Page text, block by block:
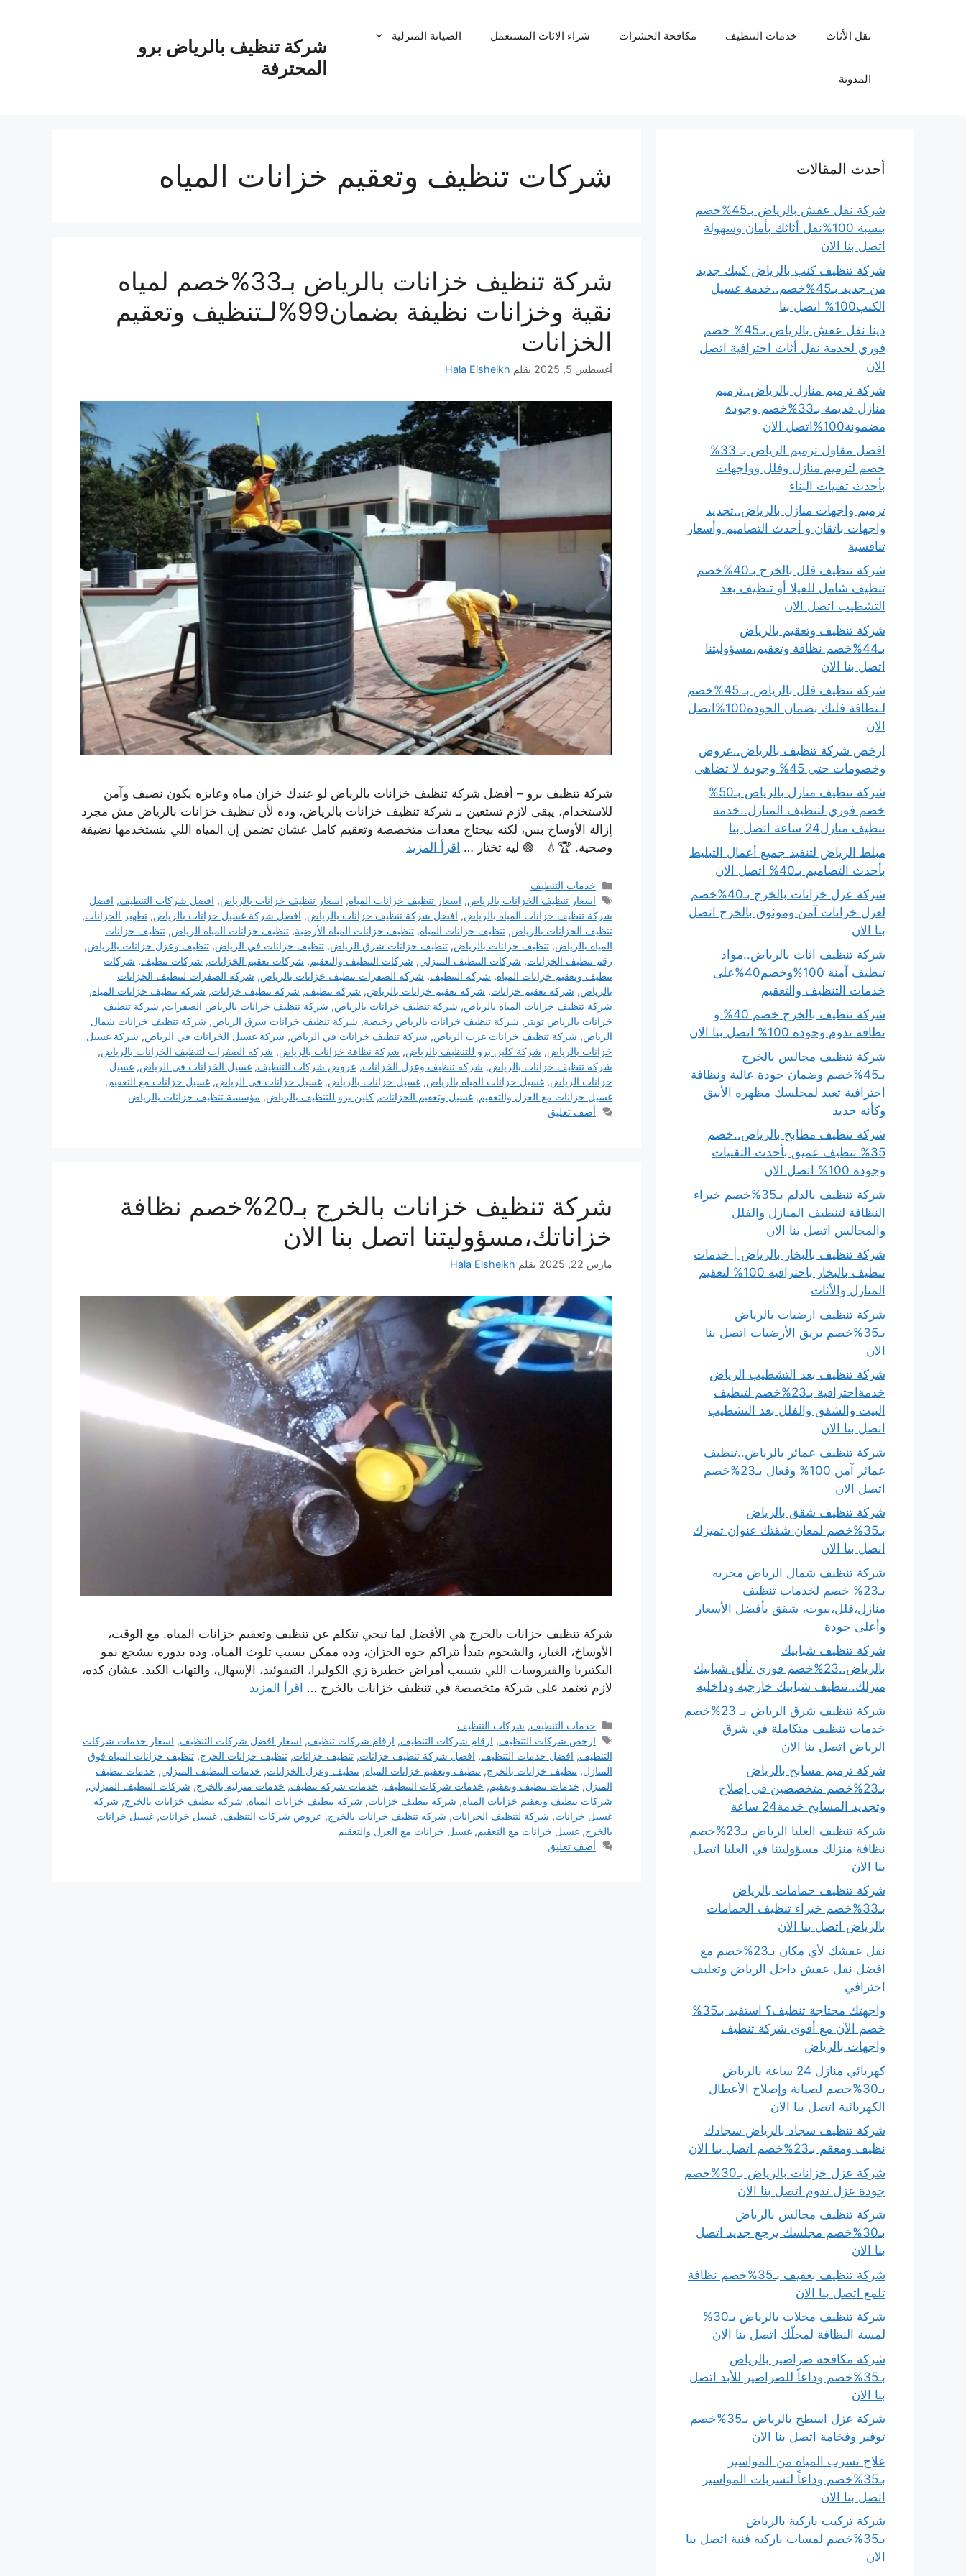
شركة تنظيف بالرياض برو
المحترفة
نقل الأثاث خدمات التنظيف مكافحة الحشرات شراء الاثاث المستعمل الصيانة المنزلية
المدونة
شركات تنظيف وتعقيم خزانات المياه
شركة تنظيف خزانات بالرياض بـ33%خصم لمياه
نقية وخزانات نظيفة بضمان99%لـتنظيف وتعقيم
الخزانات
أغسطس 5, 2025 بقلم Hala Elsheikh
شركة تنظيف برو – أفضل شركة تنظيف خزانات بالرياض لو عندك خزان مياه وعايزه يكون نضيف وآمن
للاستخدام، يبقى لازم تستعين بـ شركة تنظيف خزانات بالرياض، وده لأن تنظيف خزانات بالرياض مش مجرد
إزالة الأوساخ بس، لكنه بيحتاج معدات متخصصة وتعقيم كامل عشان تضمن إن المياه اللي بتستخدمها نضيفة
وصحية. 🏆💧 🟢 ليه تختار … اقرأ المزيد
التصنيفات
خدمات التنظيف
الوسوم
اسعار تنظيف الخزانات بالرياض, اسعار تنظيف خزانات المياه, اسعار تنظيف خزانات بالرياض, افضل شركات التنظيف, افضل
شركة تنظيف خزانات المياه بالرياض, افضل شركة تنظيف خزانات بالرياض, افضل شركة غسيل خزانات بالرياض, تطهير الخزانات,
تنظيف الخزانات بالرياض, تنظيف خزانات المياه, تنظيف خزانات المياه الأرضية, تنظيف خزانات المياه الرياض, تنظيف خزانات
المياه بالرياض, تنظيف خزانات بالرياض, تنظيف خزانات شرق الرياض, تنظيف خزانات في الرياض, تنظيف وعزل خزانات بالرياض,
رقم تنظيف الخزانات, شركات التنظيف المنزلي, شركات التنظيف والتعقيم, شركات تعقيم الخزانات, شركات تنظيف, شركات
تنظيف وتعقيم خزانات المياه, شركة التنظيف, شركة الصفرات تنظيف خزانات بالرياض, شركة الصفرات لتنظيف الخزانات
بالرياض, شركة تعقيم خزانات, شركة تعقيم خزانات بالرياض, شركة تنظيف, شركة تنظيف خزانات, شركة تنظيف خزانات المياه,
شركة تنظيف خزانات المياه بالرياض, شركة تنظيف خزانات بالرياض, شركة تنظيف خزانات بالرياض الصفرات, شركة تنظيف
خزانات بالرياض تويتر , شركة تنظيف خزانات بالرياض رخيصة, شركة تنظيف خزانات شرق الرياض, شركة تنظيف خزانات شمال
الرياض, شركة تنظيف خزانات غرب الرياض, شركة تنظيف خزانات في الرياض, شركة غسيل الخزانات في الرياض, شركة غسيل
خزانات بالرياض, شركة كلين برو للتنظيف بالرياض, شركة نظافة خزانات بالرياض, شركه الصفرات لتنظيف الخزانات بالرياض,
شركه تنظيف خزانات بالرياض, شركه تنظيف وعزل الخزانات, عروض شركات التنظيف, غسيل الخزانات في الرياض, غسيل
خزانات الرياض, غسيل خزانات المياه بالرياض, غسيل خزانات بالرياض, غسيل خزانات في الرياض, غسيل خزانات مع التعقيم,
غسيل خزانات مع العزل والتعقيم, غسيل وتعقيم الخزانات, كلين برو للتنظيف بالرياض, مؤسسة تنظيف خزانات بالرياض
أضف تعليق
شركة تنظيف خزانات بالخرج بـ20%خصم نظافة
خزاناتك،مسؤوليتنا اتصل بنا الان
مارس 22, 2025 بقلم Hala Elsheikh
شركة تنظيف خزانات بالخرج هي الأفضل لما تيجي تتكلم عن تنظيف وتعقيم خزانات المياه. مع الوقت،
الأوساخ، الغبار، والشحوم بتبدأ تتراكم جوه الخزان، وده ممكن يسبب تلوث المياه، وده بدوره بيشجع نمو
البكتيريا والفيروسات اللي بتسبب أمراض خطيرة زي الكوليرا، التيفوئيد، الإسهال، والتهاب الكبد. عشان كده،
لازم تعتمد على شركة متخصصة في تنظيف خزانات بالخرج … اقرأ المزيد
التصنيفات
خدمات التنظيف, شركات التنظيف
الوسوم
ارخص شركات التنظيف, ارقام شركات التنظيف, ارقام شركات تنظيف, اسعار افضل شركات التنظيف, اسعار خدمات شركات
التنظيف, افضل خدمات التنظيف, افضل شركة تنظيف خزانات, تنظيف خزانات, تنظيف خزانات الخرج, تنظيف خزانات المياه فوق
المنازل, تنظيف خزانات بالخرج, تنظيف وتعقيم خزانات المياه, تنظيف وعزل الخزانات, خدمات التنظيف المنزلي, خدمات تنظيف
المنزل, خدمات تنظيف وتعقيم, خدمات شركات التنظيف, خدمات شركة تنظيف, خدمات منزلية بالخرج, شركات التنظيف المنزلي,
شركات تنظيف وتعقيم خزانات المياه, شركة تنظيف خزانات, شركة تنظيف خزانات المياه, شركة تنظيف خزانات بالخرج, شركة
غسيل خزانات, شركة لتنظيف الخزانات, شركه تنظيف خزانات بالخرج, عروض شركات التنظيف, غسيل خزانات, غسيل خزانات
بالخرج, غسيل خزانات مع التعقيم, غسيل خزانات مع العزل والتعقيم
أضف تعليق
أحدث المقالات
شركة نقل عفش بالرياض بـ45%خصم
بنسبة 100%نقل أثاثك بأمان وسهولة
اتصل بنا الان
شركة تنظيف كنب بالرياض كنبك جديد
من جديد بـ45%خصم..خدمة غسيل
الكنب100% اتصل بنا
دينا نقل عفش بالرياض بـ45% خصم
فوري لخدمة نقل أثاث احترافية اتصل
الان
شركة ترميم منازل بالرياض..ترميم
منازل قديمة بـ33%خصم وجودة
مضمونة100%اتصل الان
افضل مقاول ترميم الرياض بـ 33%
خصم لترميم منازل وفلل وواجهات
بأحدث تقنيات البناء
ترميم واجهات منازل بالرياض..تجديد
واجهات باتقان و أحدث التصاميم وأسعار
تنافسية
شركة تنظيف فلل بالخرج بـ40%خصم
تنظيف شامل للفيلا أو تنظيف بعد
التشطيب اتصل الان
شركة تنظيف وتعقيم بالرياض
بـ44%خصم نظافة وتعقيم،مسؤوليتنا
اتصل بنا الان
شركة تنظيف فلل بالرياض بـ 45%خصم
لـنظافة فلتك بضمان الجودة100%اتصل
الان
ارخص شركة تنظيف بالرياض..عروض
وخصومات حتى 45% وجودة لا تضاهى
شركة تنظيف منازل بالرياض بـ50%
خصم فوري لتنظيف المنازل..خدمة
تنظيف منازل24 ساعة اتصل بنا
مبلط الرياض لتنفيذ جميع أعمال التبليط
بأحدث التصاميم بـ40% اتصل الان
شركة عزل خزانات بالخرج بـ40%خصم
لعزل خزانات آمن وموثوق بالخرج اتصل
بنا الان
شركة تنظيف اثاث بالرياض..مواد
تنظيف آمنة 100%وخصم40%على
خدمات التنظيف والتعقيم
شركة تنظيف بالخرج خصم 40% و
نظافة تدوم وجودة 100% اتصل بنا الان
شركة تنظيف مجالس بالخرج
بـ45%خصم وضمان جودة عالية ونظافة
احترافية تعيد لمجلسك مظهره الأنيق
وكأنه جديد
شركة تنظيف مطابخ بالرياض..خصم
35% تنظيف عميق بأحدث التقنيات
وجودة 100% اتصل الان
شركة تنظيف بالدلم بـ35%خصم خبراء
النظافة لتنظيف المنازل والفلل
والمجالس اتصل بنا الان
شركة تنظيف بالبخار بالرياض | خدمات
تنظيف بالبخار باحترافية 100% لتعقيم
المنازل والأثاث
شركة تنظيف ارضيات بالرياض
بـ35%خصم بريق الأرضيات اتصل بنا
الان
شركة تنظيف بعد التشطيب الرياض
خدمةاحترافية بـ23%خصم لتنظيف
البيت والشقق والفلل بعد التشطيب
اتصل بنا الان
شركة تنظيف عمائر بالرياض..تنظيف
عمائر آمن 100% وفعال بـ23%خصم
اتصل الان
شركة تنظيف شقق بالرياض
بـ35%خصم لمعان شقتك عنوان تميزك
اتصل بنا الان
شركة تنظيف شمال الرياض مجربه
بـ23% خصم لخدمات تنظيف
منازل،فلل،بيوت، شقق بأفضل الأسعار
وأعلى جودة
شركة تنظيف شبابيك
بالرياض..23%خصم فوري تألق شبابيك
منزلك..تنظيف شبابيك خارجية وداخلية
شركة تنظيف شرق الرياض بـ 23%خصم
خدمات تنظيف متكاملة في شرق
الرياض اتصل بنا الان
شركة ترميم مسابح بالرياض
بـ23%خصم متخصصين في إصلاح
وتجديد المسابح خدمة24 ساعة
شركة تنظيف العليا الرياض بـ23%خصم
نظافة منزلك مسؤوليتنا في العليا اتصل
بنا الان
شركة تنظيف حمامات بالرياض
بـ33%خصم خبراء تنظيف الحمامات
بالرياض اتصل بنا الان
نقل عفشك لأي مكان بـ23%خصم مع
افضل نقل عفش داخل الرياض وتغليف
احترافي
واجهتك محتاجة تنظيف؟ استفيد بـ35%
خصم الآن مع أقوى شركة تنظيف
واجهات بالرياض
كهربائي منازل 24 ساعة بالرياض
بـ30%خصم لصيانة وإصلاح الأعطال
الكهربائية اتصل بنا الان
شركة تنظيف سجاد بالرياض سجادك
نظيف ومعقم بـ23%خصم اتصل بنا الان
شركة عزل خزانات بالرياض بـ30%خصم
جودة عزل تدوم اتصل بنا الان
شركة تنظيف مجالس بالرياض
بـ30%خصم مجلسك يرجع جديد اتصل
بنا الان
شركة تنظيف بعفيف بـ35%خصم نظافة
تلمع اتصل بنا الان
شركة تنظيف محلات بالرياض بـ30%
لمسة النظافة لمحلّك اتصل بنا الان
شركة مكافحة صراصير بالرياض
بـ35%خصم وداعاً للصراصير للأبد اتصل
بنا الان
شركة عزل اسطح بالرياض بـ35%خصم
توفير وفخامة اتصل بنا الان
علاج تسرب المياه من المواسير
بـ35%خصم وداعاً لتسربات المواسير
اتصل بنا الان
شركة تركيب باركية بالرياض
بـ35%خصم لمسات باركيه فنية اتصل بنا
الان